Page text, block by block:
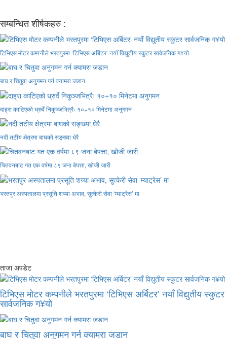
सम्बन्धित शीर्षकहरु :
टिभिएस मोटर कम्पनीले भरतपुरमा ‘टिभिएस अर्बिटर’ नयाँ विद्युतीय स्कुटर सार्वजनिक ग¥यो
बाघ र चितुवा अनुगमन गर्न क्यामरा जडान
दाह्रा काटिएको ध्रुर्वे निकुञ्जभित्रैः १०÷१० मिनेटमा अनुगमन
नदी तटीय क्षेत्रमा बाघको सङ्ख्या धेरै
चितवनबाट गत एक वर्षमा ८९ जना बेपत्ता, खोजी जारी
भरतपुर अस्पतालमा प्रसूति शय्या अभाव, सुत्केरी सेवा ‘म्याट्रेस’ मा
ताजा अपडेट
टिभिएस मोटर कम्पनीले भरतपुरमा ‘टिभिएस अर्बिटर’ नयाँ विद्युतीय स्कुटर
सार्वजनिक ग¥यो
बाघ र चितुवा अनुगमन गर्न क्यामरा जडान